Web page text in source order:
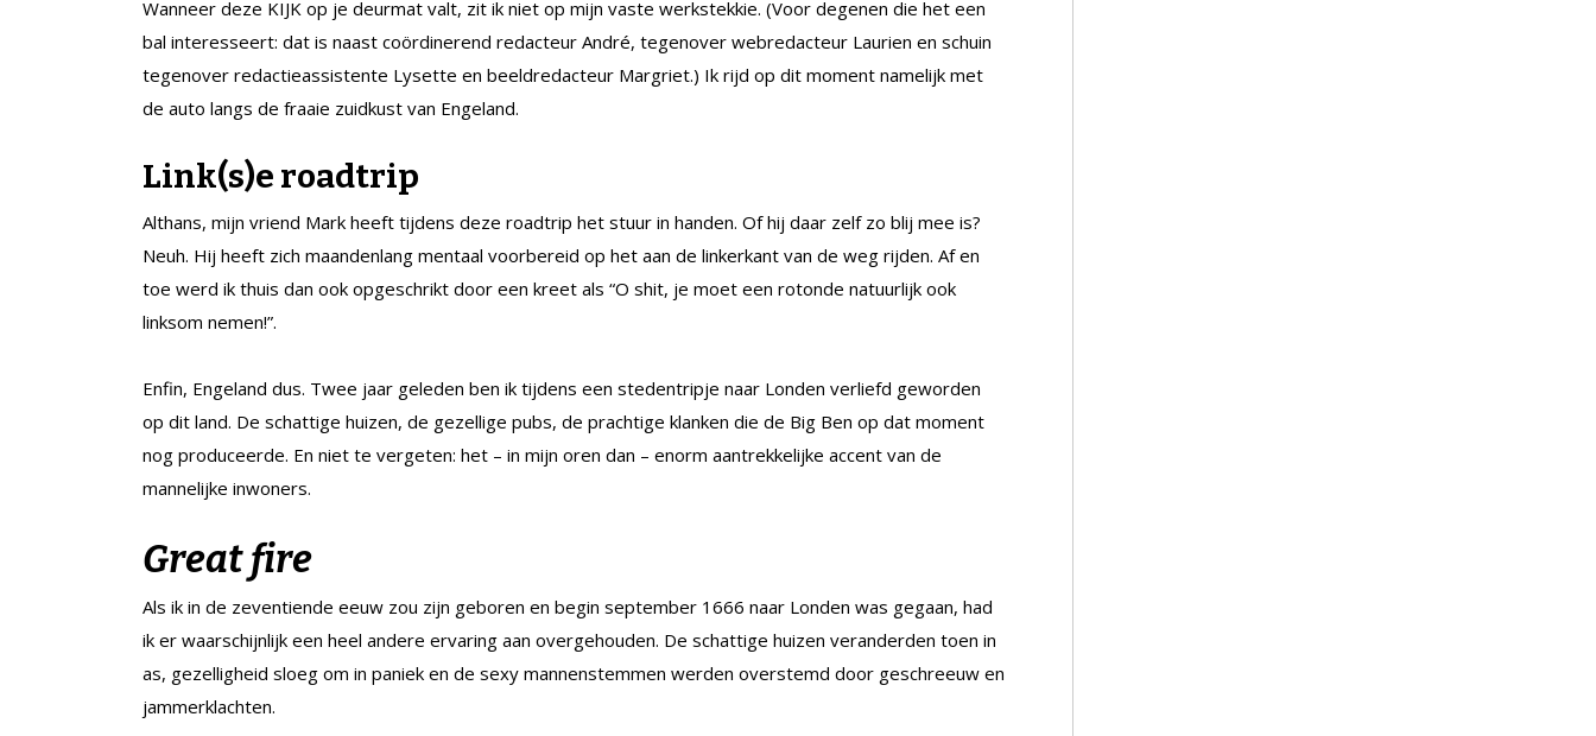
Wanneer deze KIJK op je deurmat valt, zit ik niet op mijn vaste werkstekkie. (Voor degenen die het een
bal interesseert: dat is naast coördinerend redacteur André, tegenover webredacteur Laurien en schuin
tegenover redactieassistente Lysette en beeldredacteur Margriet.) Ik rijd op dit moment namelijk met
de auto langs de fraaie zuidkust van Engeland.
Link(s)e roadtrip
Althans, mijn vriend Mark heeft tijdens deze roadtrip het stuur in handen. Of hij daar zelf zo blij mee is?
Neuh. Hij heeft zich maandenlang mentaal voorbereid op het aan de linkerkant van de weg rijden. Af en
toe werd ik thuis dan ook opgeschrikt door een kreet als “O shit, je moet een rotonde natuurlijk ook
linksom nemen!”.
Enfin, Engeland dus. Twee jaar geleden ben ik tijdens een stedentripje naar Londen verliefd geworden
op dit land. De schattige huizen, de gezellige pubs, de prachtige klanken die de Big Ben op dat moment
nog produceerde. En niet te vergeten: het – in mijn oren dan – enorm aantrekkelijke accent van de
mannelijke inwoners.
Great fire
Als ik in de zeventiende eeuw zou zijn geboren en begin september 1666 naar Londen was gegaan, had
ik er waarschijnlijk een heel andere ervaring aan overgehouden. De schattige huizen veranderden toen in
as, gezelligheid sloeg om in paniek en de sexy mannenstemmen werden overstemd door geschreeuw en
jammerklachten.